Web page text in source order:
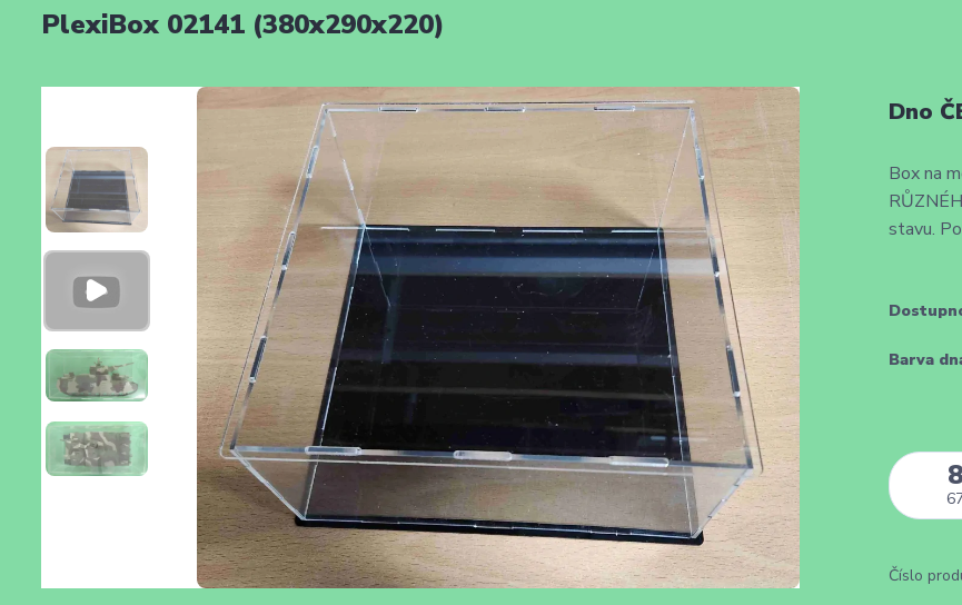
PlexiBox 02141 (380x290x220)
Dno
Box na
stavu.
Barva
Číslo